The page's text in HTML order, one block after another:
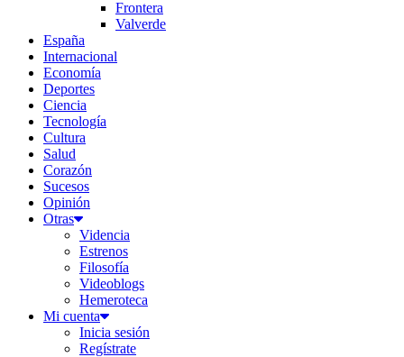
Frontera
Valverde
España
Internacional
Economía
Deportes
Ciencia
Tecnología
Cultura
Salud
Corazón
Sucesos
Opinión
Otras
Videncia
Estrenos
Filosofía
Videoblogs
Hemeroteca
Mi cuenta
Inicia sesión
Regístrate